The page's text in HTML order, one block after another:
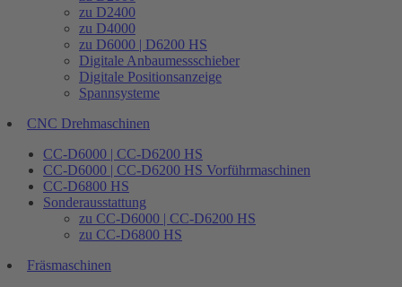
zu D2400
zu D4000
zu D6000 | D6200 HS
Digitale Anbaumessschieber
Digitale Positionsanzeige
Spannsysteme
CNC Drehmaschinen
CC-D6000 | CC-D6200 HS
CC-D6000 | CC-D6200 HS Vorführmaschinen
CC-D6800 HS
Sonderausstattung
zu CC-D6000 | CC-D6200 HS
zu CC-D6800 HS
Fräsmaschinen